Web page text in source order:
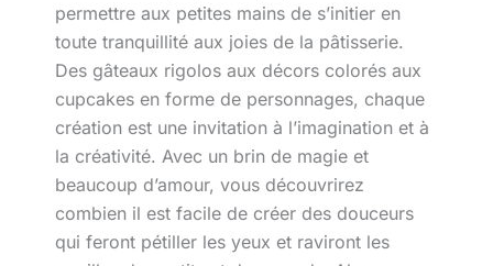
permettre aux petites mains de s’initier en
toute tranquillité aux joies de la pâtisserie.
Des gâteaux rigolos aux décors colorés aux
cupcakes en forme de personnages, chaque
création est une invitation à l’imagination et à
la créativité. Avec un brin de magie et
beaucoup d’amour, vous découvrirez
combien il est facile de créer des douceurs
qui feront pétiller les yeux et raviront les